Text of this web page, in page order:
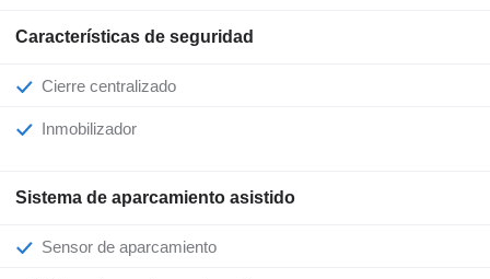
Características de seguridad
Cierre centralizado
Inmobilizador
Sistema de aparcamiento asistido
Sensor de aparcamiento